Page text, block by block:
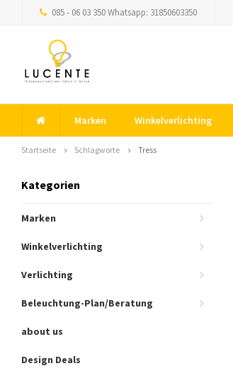
085 - 06 03 350 Whatsapp: 31850603350
Marken Winkelverlichting
Startseite Schlagworte Tress
Kategorien
Marken
Winkelverlichting
Verlichting
Beleuchtung-Plan/Beratung
about us
Design Deals